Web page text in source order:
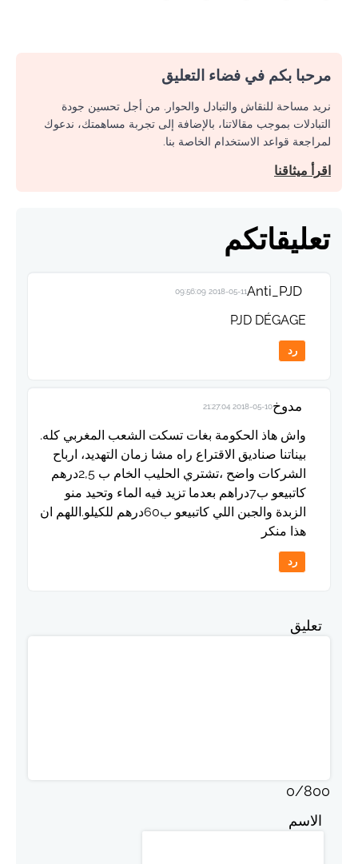
مرحبا بكم في فضاء التعليق
نريد مساحة للنقاش والتبادل والحوار. من أجل تحسين جودة
التبادلات بموجب مقالاتنا، بالإضافة إلى تجربة مساهمتك، ندعوك
لمراجعة قواعد الاستخدام الخاصة بنا.
اقرأ ميثاقنا
تعليقاتكم
Anti_PJD
2018-05-11 09:56:09
PJD DÉGAGE
رد
مدوخ2018-05-10 21:27:04
واش هاذ الحكومة بغات تسكت الشعب المغربي كله.
بيناتنا صناديق الاقتراع راه مشا زمان التهديد، ارباح
الشركات واضح ،تشتري الحليب الخام ب 2,5درهم
كاتبيعو ب7دراهم بعدما تزيد فيه الماء وتحيد منو
الزبدة والجبن اللي كاتبيعو ب60درهم للكيلو.اللهم ان
هذا منكر
رد
تعليق
0/800
الاسم